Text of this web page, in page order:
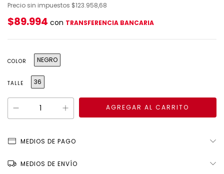
Precio sin impuestos $123.958,68
$89.994 con TRANSFERENCIA BANCARIA
COLOR NEGRO
TALLE 36
MEDIOS DE PAGO
MEDIOS DE ENVÍO